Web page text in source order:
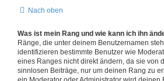
Nach oben
Was ist mein Rang und wie kann ich ihn
Ränge, die unter deinem Benutzernamen
identifizieren bestimmte Benutzer wie
eines Ranges nicht direkt ändern, da sie von
sinnlosen Beiträge, nur um deinen Rang zu